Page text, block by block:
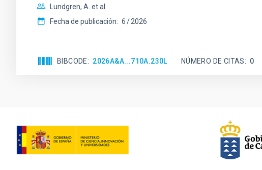
Lundgren, A. et al.
Fecha de publicación: 6 2026
BIBCODE 2026A&A...710A.230L NÚMERO DE CITAS 0